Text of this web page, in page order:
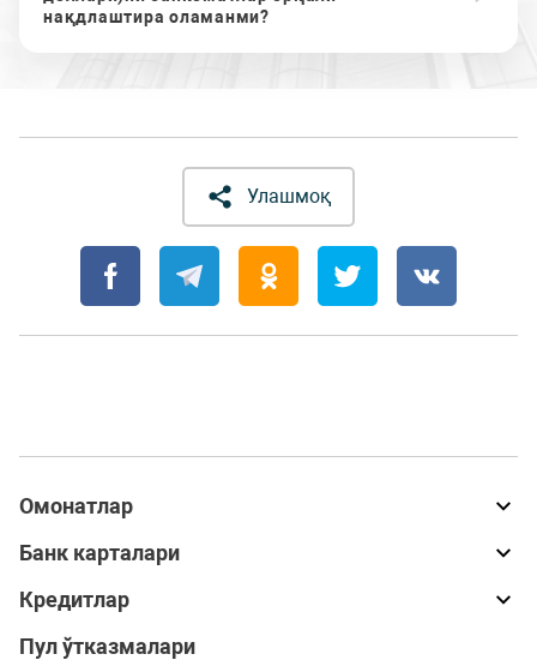
нақдлаштира оламанми?
Улашмоқ
Омонатлар
Банк карталари
Кредитлар
Пул ўтказмалари